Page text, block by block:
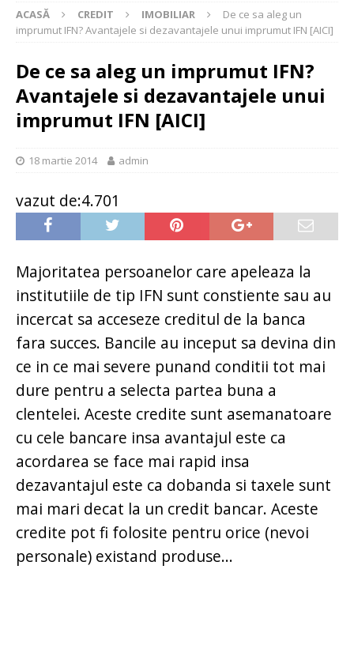
ACASĂ CREDIT IMOBILIAR
De ce sa aleg un
imprumut IFN? Avantajele si dezavantajele unui imprumut IFN [AICI]
De ce sa aleg un imprumut IFN?
Avantajele si dezavantajele unui
imprumut IFN [AICI]
18 martie 2014 admin
vazut de:4.701
Majoritatea persoanelor care apeleaza la
institutiile de tip IFN sunt constiente sau au
incercat sa acceseze creditul de la banca
fara succes. Bancile au inceput sa devina din
ce in ce mai severe punand conditii tot mai
dure pentru a selecta partea buna a
clentelei. Aceste credite sunt asemanatoare
cu cele bancare insa avantajul este ca
acordarea se face mai rapid insa
dezavantajul este ca dobanda si taxele sunt
mai mari decat la un credit bancar. Aceste
credite pot fi folosite pentru orice (nevoi
personale) existand produse...